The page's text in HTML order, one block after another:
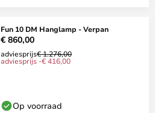
Fun 10 DM Hanglamp - Verpan
€ 860,00
adviesprijs€ 1.276,00
adviesprijs -€ 416,00
Op voorraad